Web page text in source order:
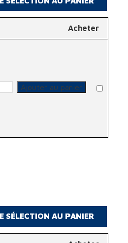
Acheter
quantité de Lunette
Ajouter au panier